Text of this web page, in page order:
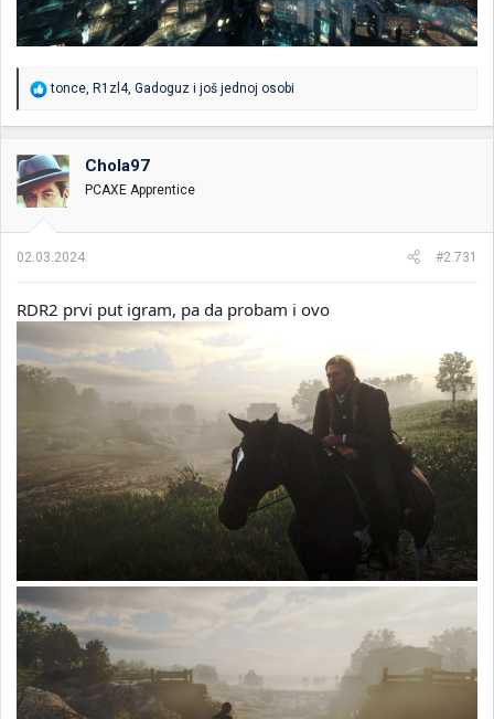
R
a
o
v
a
n
:
tonce, R1zl4, Gadoguz i još jednoj osobi
Chola97
PCAXE Apprentice
02.03.2024. #2.731
RDR2 prvi put igram, pa da probam i ovo